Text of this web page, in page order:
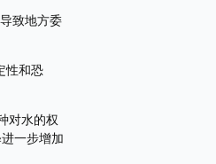
致地方委
性和恐
对水的权
一步增加